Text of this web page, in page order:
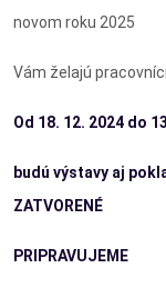
novom roku 2025
Vám želajú
Od 18. 12. 2024 do
budú výstavy aj
ZATVORENÉ
PRIPRAVUJEME